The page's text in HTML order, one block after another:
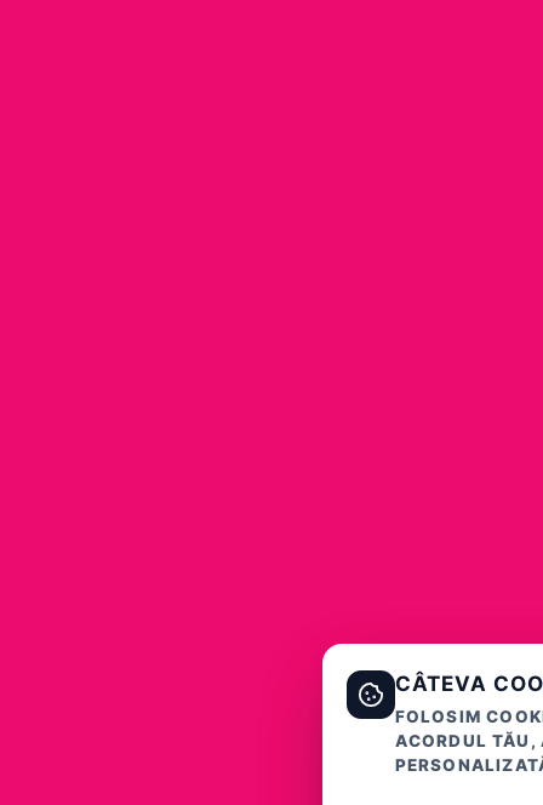
CÂTEVA
FOLOSIM
ACORDUL